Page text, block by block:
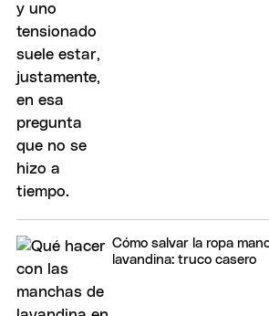
Cómo salvar la ropa
lavandina: truco casero